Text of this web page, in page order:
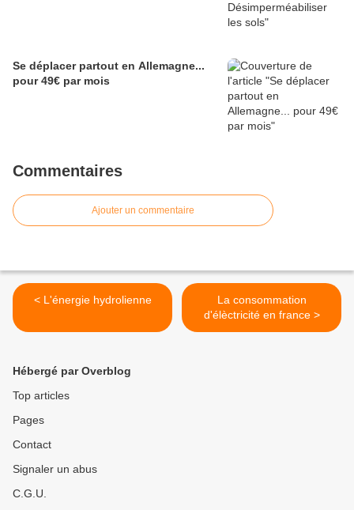
Se déplacer partout en Allemagne...
pour 49€ par mois
Commentaires
Ajouter un commentaire
< L'énergie hydrolienne
La consommation
d'élèctricité en france >
Hébergé par Overblog
Top articles
Pages
Contact
Signaler un abus
C.G.U.